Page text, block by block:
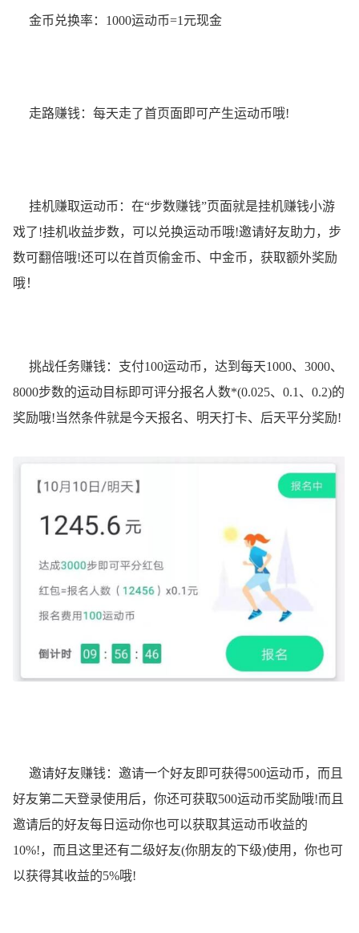
金币兑换率：1000运动币=1元现金
走路赚钱：每天走了首页面即可产生运动币哦!
挂机赚取运动币：在“步数赚钱”页面就是挂机赚钱小游
戏了!挂机收益步数，可以兑换运动币哦!邀请好友助力，步
数可翻倍哦!还可以在首页偷金币、中金币，获取额外奖励
哦！
挑战任务赚钱：支付100运动币，达到每天1000、3000、
8000步数的运动目标即可评分报名人数*(0.025、0.1、0.2)的
奖励哦!当然条件就是今天报名、明天打卡、后天平分奖励!
邀请好友赚钱：邀请一个好友即可获得500运动币，而且
好友第二天登录使用后，你还可获取500运动币奖励哦!而且
邀请后的好友每日运动你也可以获取其运动币收益的
10%!，而且这里还有二级好友(你朋友的下级)使用，你也可
以获得其收益的5%哦!